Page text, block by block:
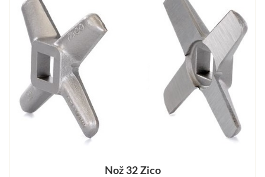
Nož 32 Zico